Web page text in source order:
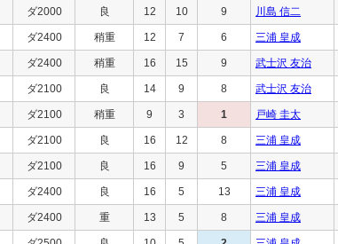
ダ2000 良 12 10 9 川島 信二
ダ2400 稍重 12 7 6 三浦 皇成
ダ2400 稍重 16 15 9 武士沢 友治
ダ2100 良 14 9 8 武士沢 友治
ダ2100 稍重 9 3 1 戸崎 圭太
ダ2100 良 16 12 8 三浦 皇成
ダ2100 良 16 9 5 三浦 皇成
ダ2400 良 16 5 13 三浦 皇成
ダ2400 重 13 5 8 三浦 皇成